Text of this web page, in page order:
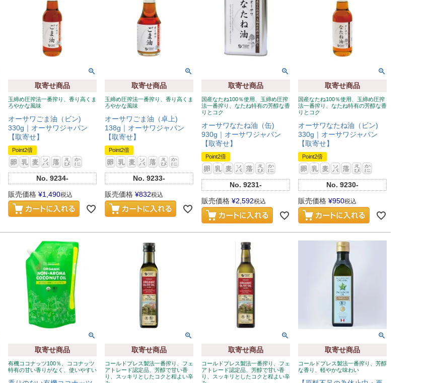
取寄せ商品
玉締め圧搾法一番搾り、香り高くま
ろやかな風味
オーサワごま油（ビン)
330g｜オーサワジャパン
【取寄せ】
Point2倍
No. 9234-
販売価格 ¥1,490税込
取寄せ商品
玉締め圧搾法一番搾り、香り高くま
ろやかな風味
オーサワごま油（卓上)
138g｜オーサワジャパン
【取寄せ】
Point2倍
No. 9233-
販売価格 ¥832税込
取寄せ商品
国産なたね100％使用、玉締め圧搾
法一番搾り、なたね特有の芳醇な香
りとコク
オーサワなたね油（缶)
930g｜オーサワジャパン
【取寄せ】
Point2倍
No. 9231-
販売価格 ¥2,592税込
取寄せ商品
国産なたね100％使用、玉締め圧搾
法一番搾り、なたね特有の芳醇な香
りとコク
オーサワなたね油（ビン)
330g｜オーサワジャパン
【取寄せ】
Point2倍
No. 9230-
販売価格 ¥950税込
取寄せ商品
有機ココナッツ100％、ココナッツ
特有の甘い香りがなく、使いやすい
取寄せ商品
コールドプレス製法一番搾り、フェ
アトレード認定品、芳醇で甘い香
り、スッキリとしたコクと程よい辛
取寄せ商品
コールドプレス製法一番搾り、フェ
アトレード認定品、芳醇で甘い香
り、スッキリとしたコクと程よい辛
取寄せ商品
コールドプレス製法一番搾り、芳醇
な香り、軽やかな味わい